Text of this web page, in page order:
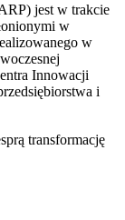
jest w trakcie
w
w
Innowacji
i